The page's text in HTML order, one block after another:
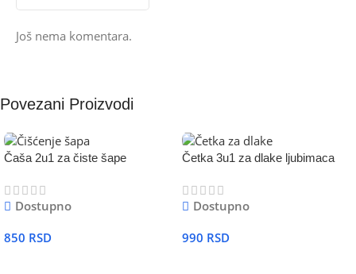
Još nema komentara.
Povezani Proizvodi
Čaša 2u1 za čiste šape
Dostupno
850 RSD
Četka 3u1 za dlake ljubimaca
Dostupno
990 RSD